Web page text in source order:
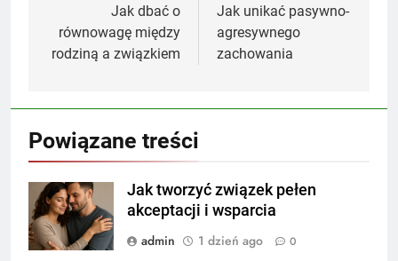
Jak dbać o
równowagę między
rodziną a związkiem
Jak unikać pasywno-
agresywnego
zachowania
Powiązane treści
Jak tworzyć związek pełen
akceptacji i wsparcia
admin
1 dzień ago 0